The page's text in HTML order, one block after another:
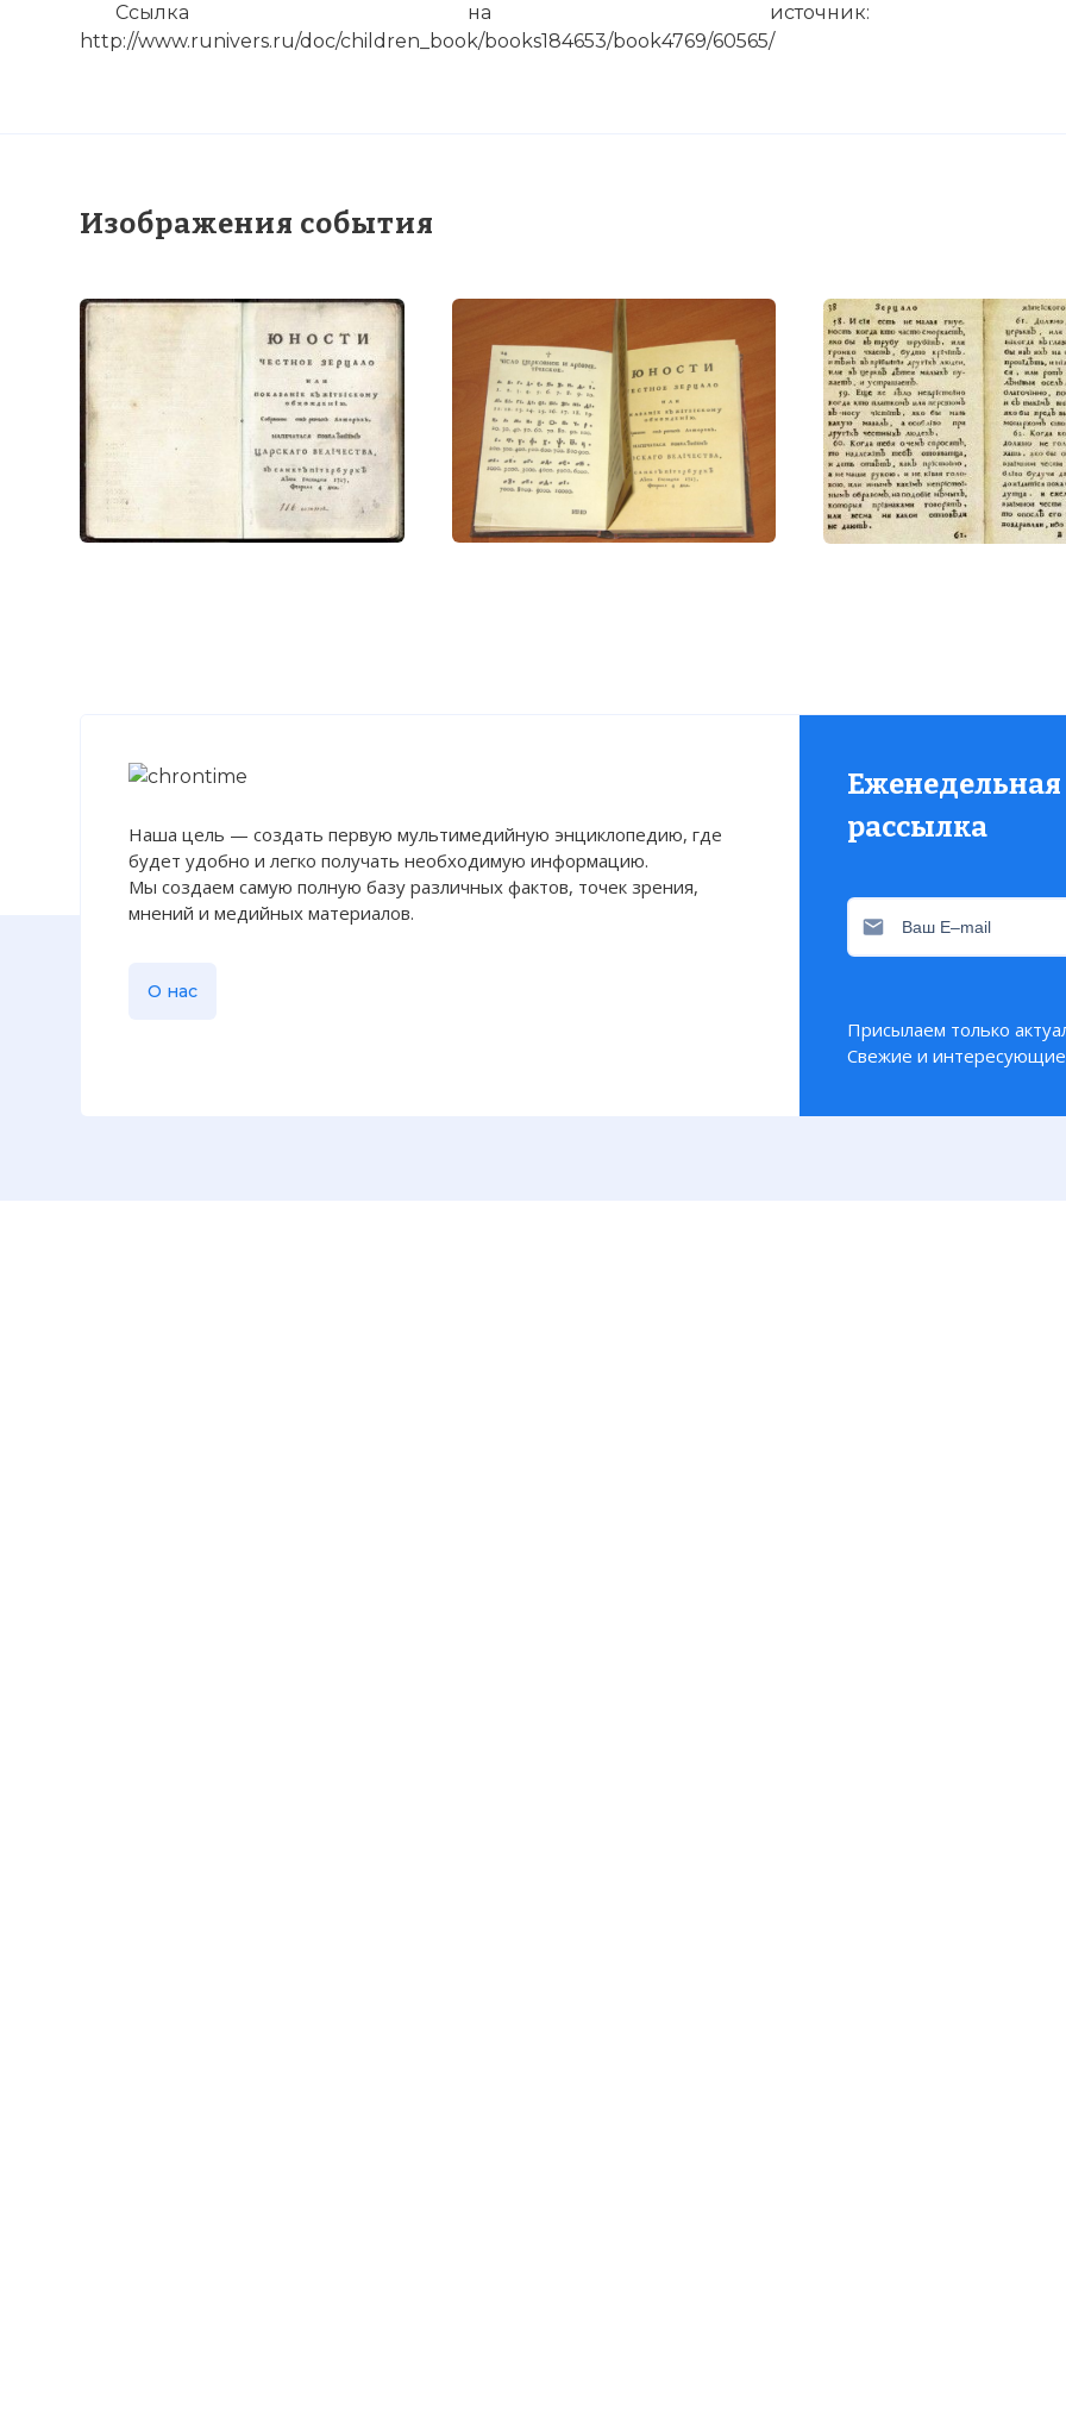
Ссылка на источник:
http://www.runivers.ru/doc/children_book/books184653/book4769/60565/
Изображения события
☓
Наша цель — создать первую мультимедийную энциклопедию, где
будет удобно и легко получать необходимую информацию.
Мы создаем самую полную базу различных фактов, точек зрения,
мнений и медийных материалов.
О нас
Еженедельная
рассылка
Присылаем только
Свежие и интересующие